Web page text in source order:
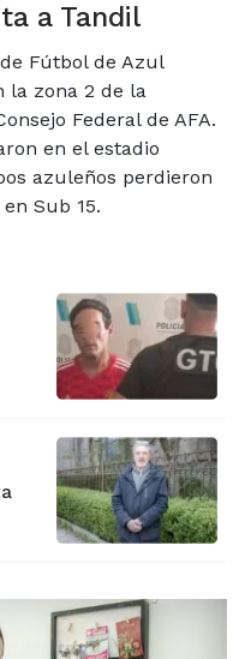
a Tandil
Fútbol de Azul
la zona 2 de la
Federal de AFA.
en el estadio
azuleños perdieron
Sub 15.